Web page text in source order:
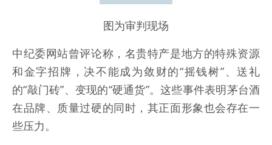
图为审判现场
中纪委网站曾评论称，名贵特产是地方的特殊资源
和金字招牌，决不能成为敛财的“摇钱树”、送礼
的“敲门砖”、变现的“硬通货”。这些事件表明茅台酒
在品牌、质量过硬的同时，其正面形象也会存在一
些压力。